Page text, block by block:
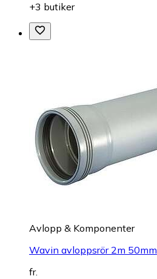
+3 butiker
Avlopp & Komponenter
Wavin avloppsrör 2m 50mm
fr.